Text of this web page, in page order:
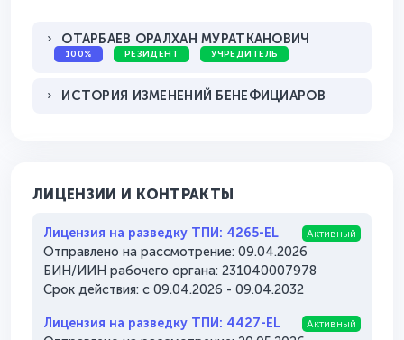
ОТАРБАЕВ ОРАЛХАН МУРАТКАНОВИЧ
100% РЕЗИДЕНТ УЧРЕДИТЕЛЬ
ИСТОРИЯ ИЗМЕНЕНИЙ БЕНЕФИЦИАРОВ
ЛИЦЕНЗИИ И КОНТРАКТЫ
Лицензия на разведку ТПИ: 4265-EL Активный
Отправлено на рассмотрение: 09.04.2026
БИН/ИИН рабочего органа: 231040007978
Срок действия: с 09.04.2026 - 09.04.2032
Лицензия на разведку ТПИ: 4427-EL Активный